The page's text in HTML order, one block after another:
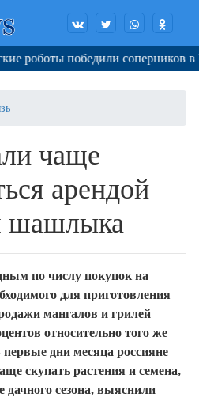
роботы победили соперников в
чаще
арендой
шашлыка
по числу покупок на
для приготовления
мангалов и грилей
относительно того же
дни месяца россияне
скупать растения и семена,
дачного сезона, выяснили